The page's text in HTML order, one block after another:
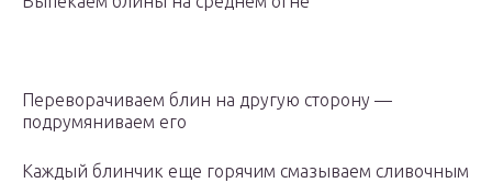
Переворачиваем блин на другую сторону —
подрумяниваем его
Каждый блинчик еще горячим смазываем сливочным